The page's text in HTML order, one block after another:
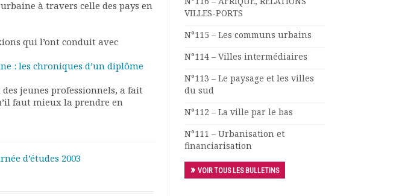
à travers celle des pays en
qui l’ont conduit avec
: les chroniques d’un diplôme
jeunes professionnels, a fait
faut mieux la prendre en
d’études 2003
VILLES-PORTS
N°115 – Les communs urbains
N°114 – Villes intermédiaires
N°113 – Le paysage et les villes
du sud
N°112 – La ville par le bas
N°111 – Urbanisation et
financiarisation
VOIR TOUS LES BULLETINS